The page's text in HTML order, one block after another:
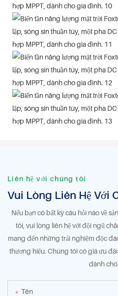
Liên hệ với chúng tôi
Vui Lòng Liên Hệ Với
Nếu bạn có bất kỳ câu hỏi nào về
tôi, vui lòng liên hệ với đội ngũ
mang đến những trải nghiệm độc
thương hiệu. Chúng tôi có giá ưu
dành cho
Tên